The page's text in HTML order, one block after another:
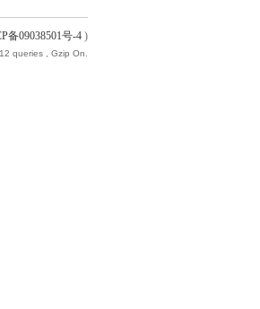
备09038501号-4 )
queries , Gzip On.